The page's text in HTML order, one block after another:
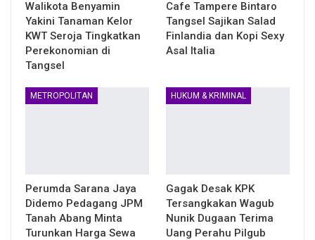
Walikota Benyamin
Yakini Tanaman Kelor
KWT Seroja Tingkatkan
Perekonomian di
Tangsel
Cafe Tampere Bintaro
Tangsel Sajikan Salad
Finlandia dan Kopi Sexy
Asal Italia
METROPOLITAN
Perumda Sarana Jaya
Didemo Pedagang JPM
Tanah Abang Minta
Turunkan Harga Sewa
HUKUM & KRIMINAL
Gagak Desak KPK
Tersangkakan Wagub
Nunik Dugaan Terima
Uang Perahu Pilgub